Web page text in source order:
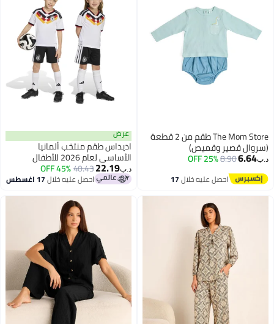
The Mom Store طقم من 2 قطعة
(سروال قصير وقميص)
د.ب‏6.64
8.90
25% OFF
احصل عليه خلال17
عرض
اديداس طقم منتخب ألمانيا
الأساسي لعام 2026 للأطفال
د.ب‏22.19
40.43
45% OFF
احصل عليه خلال17 اغسطس